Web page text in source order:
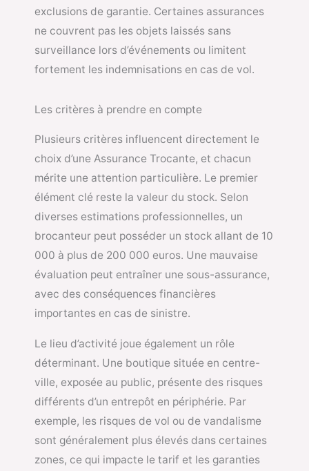
exclusions de garantie. Certaines assurances
ne couvrent pas les objets laissés sans
surveillance lors d’événements ou limitent
fortement les indemnisations en cas de vol.
Les critères à prendre en compte
Plusieurs critères influencent directement le
choix d’une Assurance Trocante, et chacun
mérite une attention particulière. Le premier
élément clé reste la valeur du stock. Selon
diverses estimations professionnelles, un
brocanteur peut posséder un stock allant de 10
000 à plus de 200 000 euros. Une mauvaise
évaluation peut entraîner une sous-assurance,
avec des conséquences financières
importantes en cas de sinistre.
Le lieu d’activité joue également un rôle
déterminant. Une boutique située en centre-
ville, exposée au public, présente des risques
différents d’un entrepôt en périphérie. Par
exemple, les risques de vol ou de vandalisme
sont généralement plus élevés dans certaines
zones, ce qui impacte le tarif et les garanties